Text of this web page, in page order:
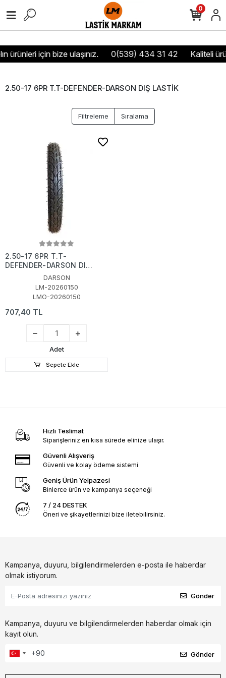
ürünleri için bize ulaşınız. 0(539) 434 31 42 Kaliteli
0
2.50-17 6PR T.T-DEFENDER-DARSON DIŞ LASTİK
Filtreleme Sıralama
2.50-17 6PR T.T-
DEFENDER-DARSON DIŞ
DARSON
LM-20260150
LMO-20260150
707,40 TL
Adet
Sepete Ekle
Hızlı Teslimat
Siparişleriniz en kısa sürede elinize ulaşır.
Güvenli Alışveriş
Güvenli ve kolay ödeme sistemi
Geniş Ürün Yelpazesi
Binlerce ürün ve kampanya seçeneği
7 / 24 DESTEK
Öneri ve şikayetlerinizi bize iletebilirsiniz.
Kampanya, duyuru, bilgilendirmelerden e-posta ile haberdar
olmak istiyorum.
Gönder
Kampanya, duyuru ve bilgilendirmelerden haberdar olmak için
kayıt olun.
Gönder